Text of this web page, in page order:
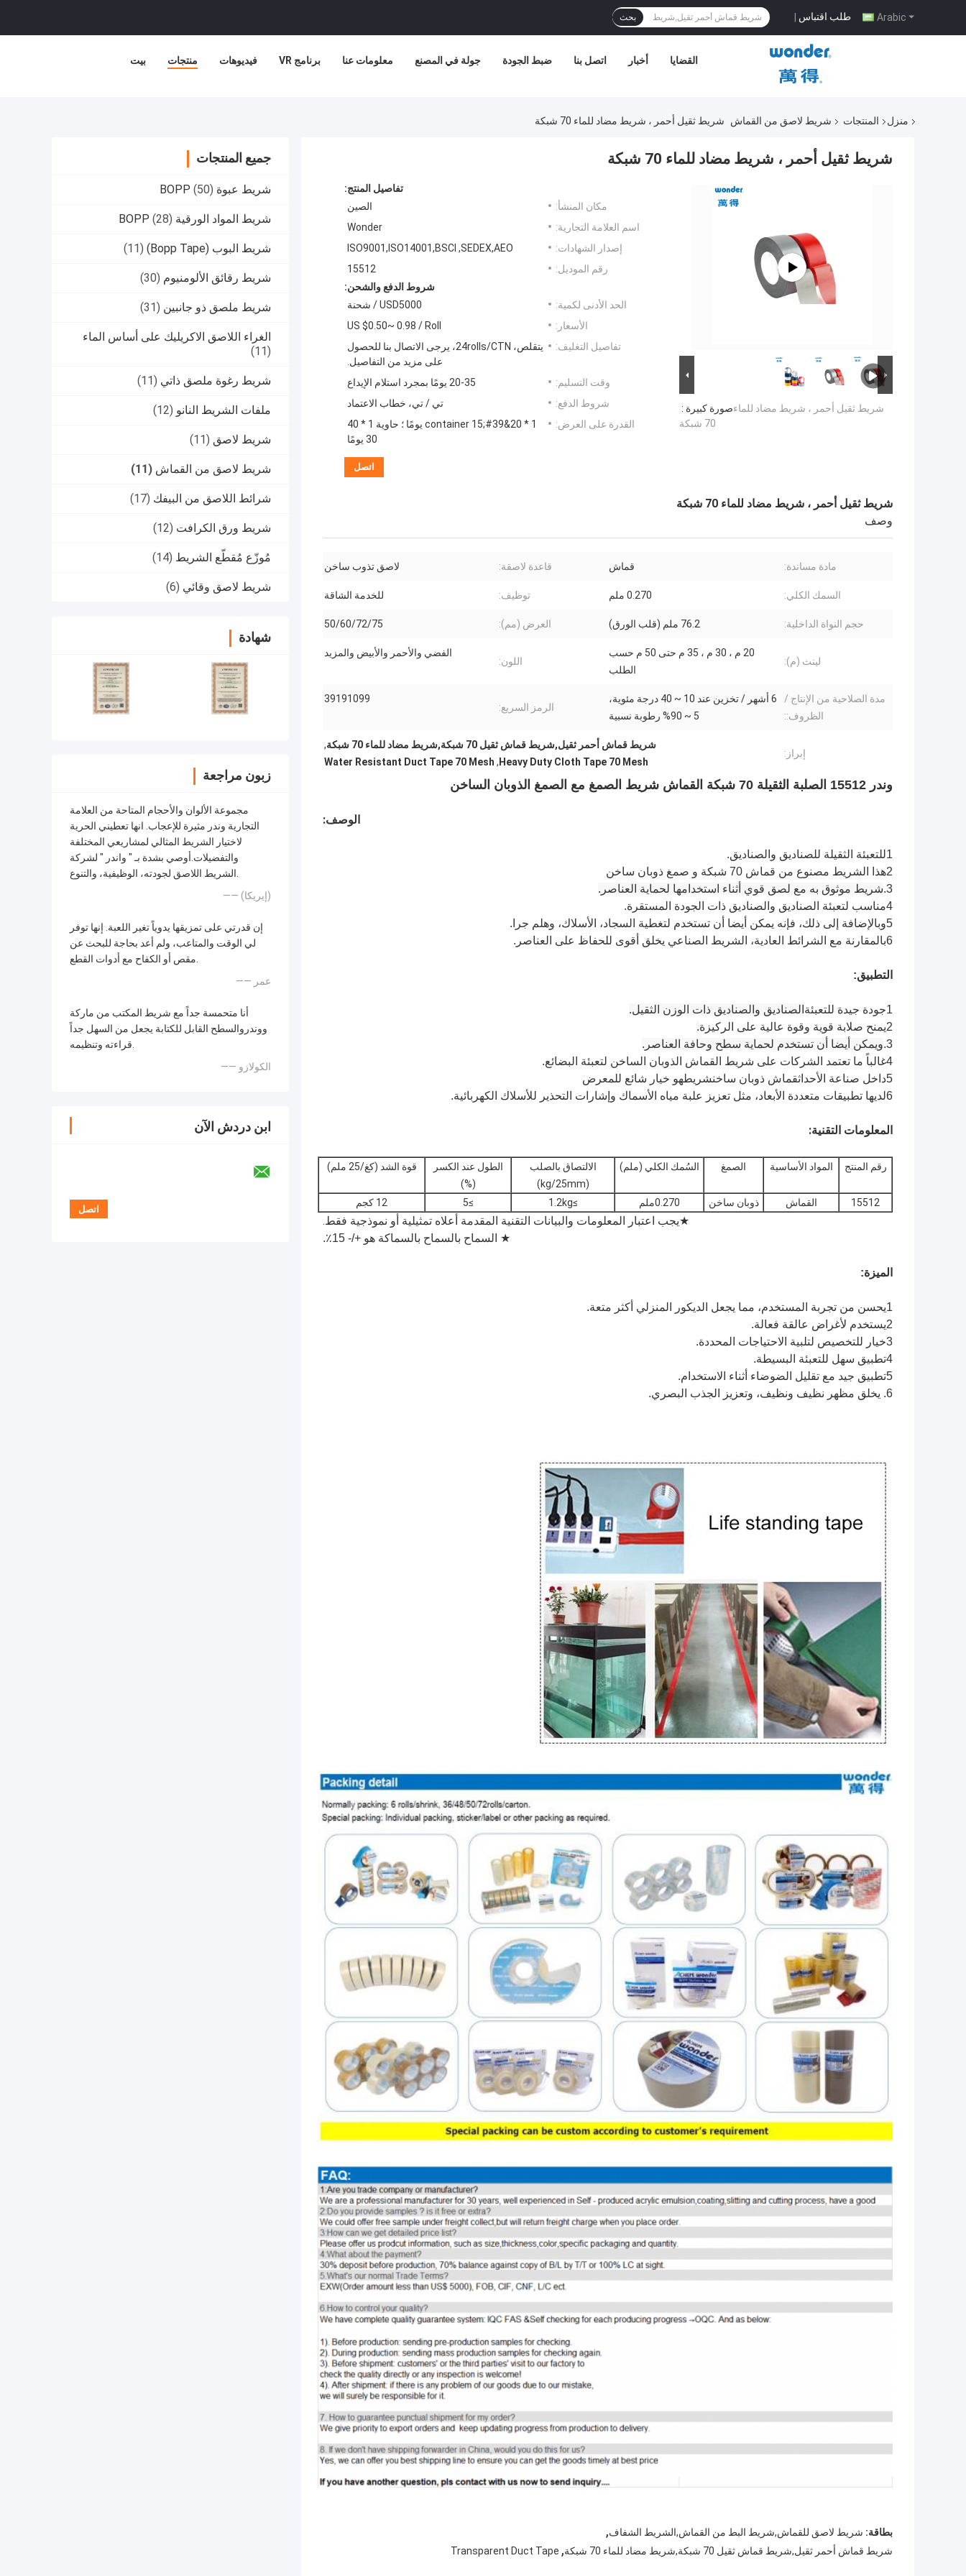
Arabic طلب اقتباس | بحث
بيت منتجات فيديوهات برنامج VR معلومات عنا جولة في المصنع ضبط الجودة اتصل بنا أخبار القضايا
منزل المنتجات شريط لاصق من القماش شريط ثقيل أحمر ، شريط مضاد للماء 70 شبكة
جميع المنتجات
شريط عبوة BOPP (50)
شريط المواد الورقية BOPP (28)
شريط البوب (Bopp Tape) (11)
شريط رقائق الألومنيوم (30)
شريط ملصق ذو جانبين (31)
الغراء اللاصق الاكريليك على أساس الماء
(11)
شريط رغوة ملصق ذاتي (11)
ملفات الشريط النانو (12)
شريط لاصق (11)
شريط لاصق من القماش (11)
شرائط اللاصق من البيفك (17)
شريط ورق الكرافت (12)
مُوزّع مُقطّع الشريط (14)
شريط لاصق وقائي (6)
شهادة
زبون مراجعة
مجموعة الألوان والأحجام المتاحة من العلامة
التجارية وندر مثيرة للإعجاب. انها تعطيني الحرية
لاختيار الشريط المثالي لمشاريعي المختلفة
والتفضيلات.أوصي بشدة بـ " واندر " لشركة
الشريط اللاصق لجودته، الوظيفية، والتنوع.
—— (إيريكا)
إن قدرتي على تمزيقها يدوياً تغير اللعبة. إنها توفر
لي الوقت والمتاعب، ولم أعد بحاجة للبحث عن
مقص أو الكفاح مع أدوات القطع.
—— عمر
أنا متحمسة جداً مع شريط المكتب من ماركة
ووندروالسطح القابل للكتابة يجعل من السهل جداً
قراءته وتنظيمه.
—— الكولازو
ابن دردش الآن
شريط ثقيل أحمر ، شريط مضاد للماء 70 شبكة
صورة كبيرة :شريط ثقيل أحمر ، شريط مضاد للماء
70 شبكة
تفاصيل المنتج:
مكان المنشأ:
الصين
اسم العلامة التجارية:
Wonder
إصدار الشهادات:
ISO9001,ISO14001,BSCI ,SEDEX,AEO
رقم الموديل:
15512
شروط الدفع والشحن:
الحد الأدنى لكمية:
USD5000 / شحنة
الأسعار:
US $0.50~ 0.98 / Roll
تفاصيل التغليف:
يتقلص، 24rolls/CTN، يرجى الاتصال بنا للحصول
على مزيد من التفاصيل.
وقت التسليم:
20-35 يومًا بمجرد استلام الإيداع
شروط الدفع:
تي / تي، خطاب الاعتماد
القدرة على العرض:
1 * 20&#39;container 15 يومًا ؛ حاوية 1 * 40
30 يومًا
اتصل
شريط ثقيل أحمر ، شريط مضاد للماء 70 شبكة
وصف
مادة مساندة: قماش قاعدة لاصقة: لاصق تذوب ساخن
السمك الكلي: 0.270 ملم توظيف: للخدمة الشاقة
حجم النواة الداخلية: 76.2 ملم (قلب الورق) العرض (مم): 50/60/72/75
لينث (م):
20 م ، 30 م ، 35 م حتى 50 م حسب
الطلب
اللون:
الفضي والأحمر والأبيض والمزيد
مدة الصلاحية من الإنتاج /
الظروف::
6 أشهر / تخزين عند 10 ~ 40 درجة مئوية،
5 ~ 90% رطوبة نسبية
الرمز السريع:
39191099
إبراز:
شريط قماش أحمر ثقيل,شريط قماش ثقيل 70 شبكة,شريط مضاد للماء 70 شبكة
,
Heavy Duty Cloth Tape 70 Mesh
,
Water Resistant Duct Tape 70 Mesh
وندر 15512 الصلبة الثقيلة 70 شبكة القماش شريط الصمغ مع الصمغ الذوبان الساخن
الوصف:
1للتعبئة الثقيلة للصناديق والصناديق.
2هذا الشريط مصنوع من قماش 70 شبكة و صمغ ذوبان ساخن
3. شريط موثوق به مع لصق قوي أثناء استخدامها لحماية العناصر.
4مناسب لتعبئة الصناديق والصناديق ذات الجودة المستقرة.
5وبالإضافة إلى ذلك، فإنه يمكن أيضا أن تستخدم لتغطية السجاد، الأسلاك، وهلم جرا.
6بالمقارنة مع الشرائط العادية، الشريط الصناعي يخلق أقوى للحفاظ على العناصر.
التطبيق:
1جودة جيدة للتعبئة
الصناديق والصناديق ذات الوزن الثقيل.
2يمنح صلابة قوية وقوة عالية على الركيزة
.
3. ويمكن أيضا أن تستخدم لحماية سطح وحافة العناصر.
4غالباً ما تعتمد الشركات على شريط القماش الذوبان الساخن لتعبئة البضائع.
5داخل صناعة الأحداث
قماش ذوبان ساخنشريطهو خيار شائع للمعرض
6لديها تطبيقات متعددة الأبعاد، مثل تعزيز علبة مياه الأسماك وإشارات التحذير للأسلاك الكهربائية.
المعلومات التقنية:
رقم المنتج المواد الأساسية الصمغ السُمك الكلي (ملم)
الالتصاق بالصلب
(kg/25mm)
الطول عند الكسر
(%)
قوة الشد (كغ/25 ملم)
15512 القماش ذوبان ساخن 0.270ملم ≥1.2kg
≥5 12 كجم
★يجب اعتبار المعلومات والبيانات التقنية المقدمة أعلاه تمثيلية أو نموذجية فقط.
★ السماح بالسماح بالسماكة هو +/- 15٪.
الميزة:
1يحسن من تجربة المستخدم، مما يجعل الديكور المنزلي أكثر متعة.
2يستخدم لأغراض عالقة فعالة.
3خيار للتخصيص لتلبية الاحتياجات المحددة.
4تطبيق سهل للتعبئة البسيطة.
5تطبيق جيد مع تقليل الضوضاء أثناء الاستخدام.
6. يخلق مظهر نظيف ونظيف، وتعزيز الجذب البصري.
بطاقة: شريط لاصق للقماش,شريط البط من القماش,الشريط الشفاف,
شريط قماش أحمر ثقيل,شريط قماش ثقيل 70 شبكة,شريط مضاد للماء 70 شبكة ,
Transparent Duct Tape